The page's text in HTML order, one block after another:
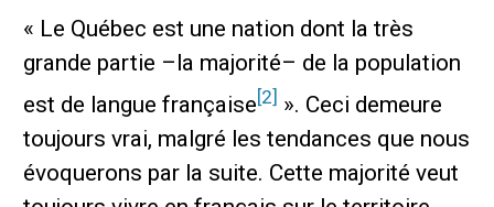
« Le Québec est une nation dont la très
grande partie –la majorité– de la population
est de langue française [2] ». Ceci demeure
toujours vrai, malgré les tendances que nous
évoquerons par la suite. Cette majorité veut